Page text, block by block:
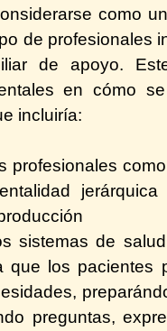
como
de profesionales
de apoyo.
en cómo
incluiría:
profesionales
sistemas de
que los pacientes
preguntas,